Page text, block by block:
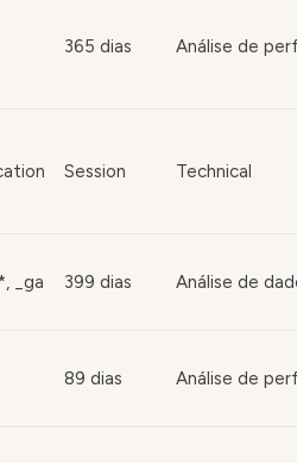
365 dias Análise de
Session Technical
_ga 399 dias Análise de
89 dias Análise de